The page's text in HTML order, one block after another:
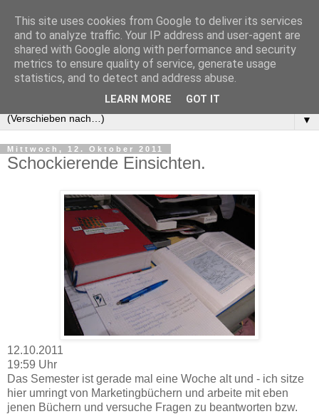
▼
Mittwoch, 12. Oktober 2011
Schockierende Einsichten.
12.10.2011
19:59 Uhr
Das Semester ist gerade mal eine Woche alt und - ich sitze
hier umringt von Marketingbüchern und arbeite mit eben
jenen Büchern und versuche Fragen zu beantworten bzw.
This site uses cookies from Google to deliver its services
and to analyze traffic. Your IP address and user-agent are
shared with Google along with performance and security
metrics to ensure quality of service, generate usage
statistics, and to detect and address abuse.
LEARN MORE GOT IT